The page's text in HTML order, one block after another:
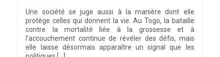
Une société se juge aussi à la manière dont elle
protège celles qui donnent la vie. Au Togo, la bataille
contre la mortalité liée à la grossesse et à
l’accouchement continue de révéler des défis, mais
elle laisse désormais apparaître un signal que les